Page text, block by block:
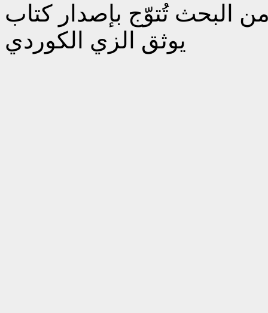
البحث تُتوّج بإصدار كتاب
يوثق الزي الكوردي